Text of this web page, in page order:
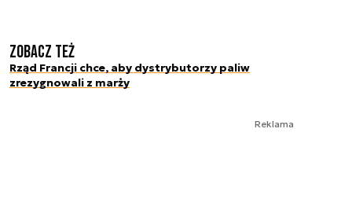
Zobacz też
Rząd Francji chce, aby dystrybutorzy paliw
zrezygnowali z marży
Reklama